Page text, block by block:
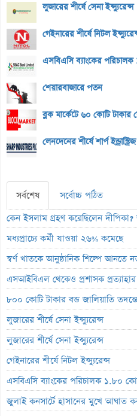
লুজারের শীর্ষে সেনা ইন্স্যুরেন্স
গেইনারের শীর্ষে নিটল
এসবিএসি ব্যাংকের
শেয়ারবাজারে পতন
ব্লক মার্কেটে ৬০ কোটি টাকার
লেনদেনের শীর্ষে শার্প ইন্ড্রাস্ট্রিজ
সর্বশেষ
সর্বোচ্চ পঠিত
কেন ইসলাম গ্রহণ করেছিলেন দীপিকা?
মধ্যপ্রাচ্যে কর্মী যাওয়া ২৬% কমেছে
স্বর্ণ খাতকে আনুষ্ঠানিক শিল্পে আনতে
এসআইবিএল থেকেও প্রশাসক প্রত্যাহার
৮০০ কোটি টাকার বন্ড জালিয়াতি
লুজারের শীর্ষে সেনা ইন্স্যুরেন্স
লুজারের শীর্ষে সেনা ইন্স্যুরেন্স
গেইনারের শীর্ষে নিটল ইন্স্যুরেন্স
এসবিএসি ব্যাংকের পরিচালক ১.৮০
জুলাই কনসার্টে হাসানের মুখে আঘাত